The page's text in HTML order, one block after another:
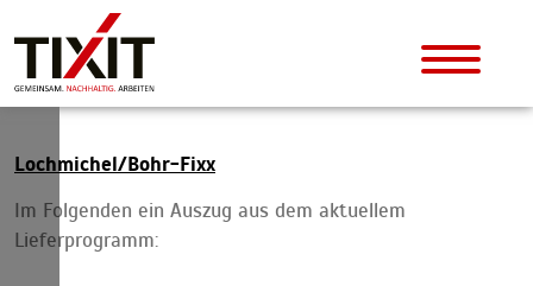
Lochmichel/Bohr-Fixx
Im Folgenden ein Auszug aus dem aktuellem
Lieferprogramm: